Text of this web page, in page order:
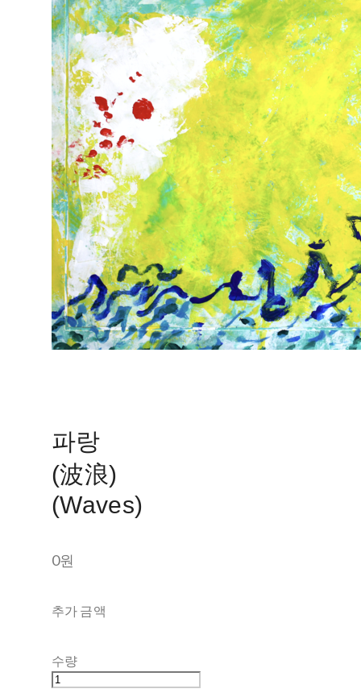
파랑
(波浪)
(Waves)
0원
추가 금액
수량